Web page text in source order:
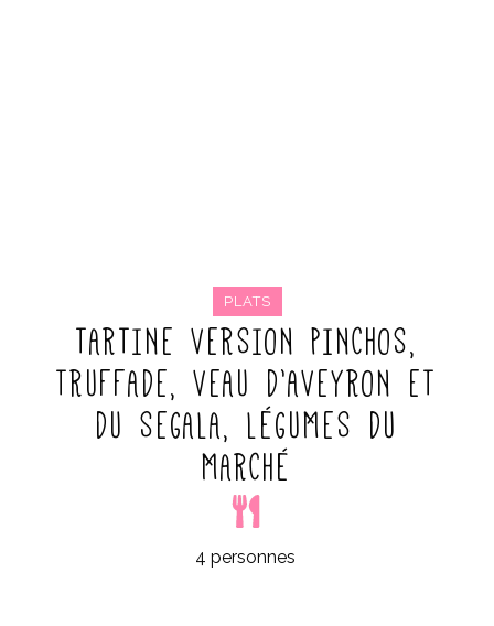
PLATS
TARTINE VERSION PINCHOS,
TRUFFADE, VEAU D’AVEYRON ET
DU SEGALA, LÉGUMES DU
MARCHÉ
4 personnes